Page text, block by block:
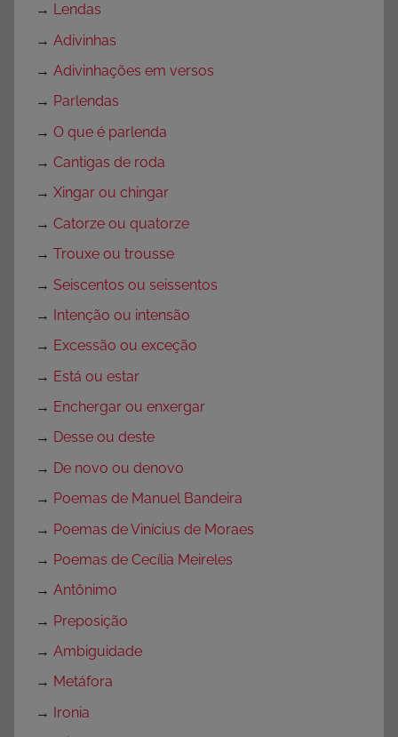
→ Lendas
→ Adivinhas
→ Adivinhações em versos
→ Parlendas
→ O que é parlenda
→ Cantigas de roda
→ Xingar ou chingar
→ Catorze ou quatorze
→ Trouxe ou trousse
→ Seiscentos ou seissentos
→ Intenção ou intensão
→ Excessão ou exceção
→ Está ou estar
→ Enchergar ou enxergar
→ Desse ou deste
→ De novo ou denovo
→ Poemas de Manuel Bandeira
→ Poemas de Vinícius de Moraes
→ Poemas de Cecília Meireles
→ Antônimo
→ Preposição
→ Ambiguidade
→ Metáfora
→ Ironia